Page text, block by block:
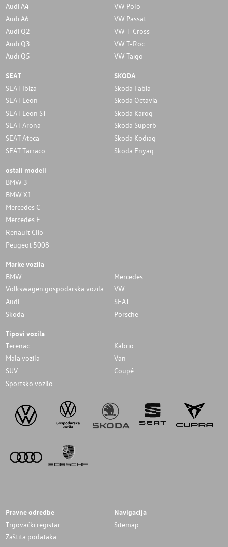
Audi A4
Audi A6
Audi Q2
Audi Q3
Audi Q5
VW Polo
VW Passat
VW T-Cross
VW T-Roc
VW Taigo
SEAT
SEAT Ibiza
SEAT Leon
SEAT Leon ST
SEAT Arona
SEAT Ateca
SEAT Tarraco
SKODA
Skoda Fabia
Skoda Octavia
Skoda Karoq
Skoda Superb
Skoda Kodiaq
Skoda Enyaq
ostali modeli
BMW 3
BMW X1
Mercedes C
Mercedes E
Renault Clio
Peugeot 5008
Marke vozila
BMW
Mercedes
Volkswagen gospodarska vozila
VW
Audi
SEAT
Skoda
Porsche
Tipovi vozila
Terenac
Kabrio
Mala vozila
Van
SUV
Coupé
Sportsko vozilo
Pravne odredbe
Trgovački registar
Zaštita podataka
Navigacija
Sitemap